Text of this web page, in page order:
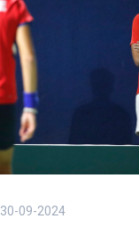
30-09-2024